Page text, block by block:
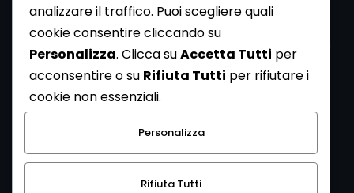
Newsletter
Se vuoi ricevere la Rivista gratuita di archeologia realizzata
dalla Redazione di ArcheoMedia iscriviti alla nostra
Newsletter [Clicca Qui]
Con l'invio del messaggio l'utente dichiara di aver letto
l’informativa sulla privacy e di acconsentire al trattamento
dei propri dati personali.
analizzare il traffico. Puoi scegliere quali
cookie consentire cliccando su
Personalizza. Clicca suAccetta Tutti per
acconsentire o su Rifiuta Tutti per rifiutare i
cookie non essenziali.
Personalizza
Rifiuta Tutti